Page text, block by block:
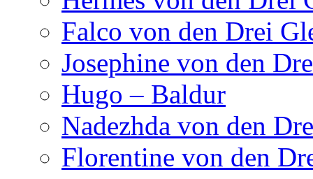
Falco von den Drei
Josephine von den
Hugo – Baldur
Nadezhda von den
Florentine von den